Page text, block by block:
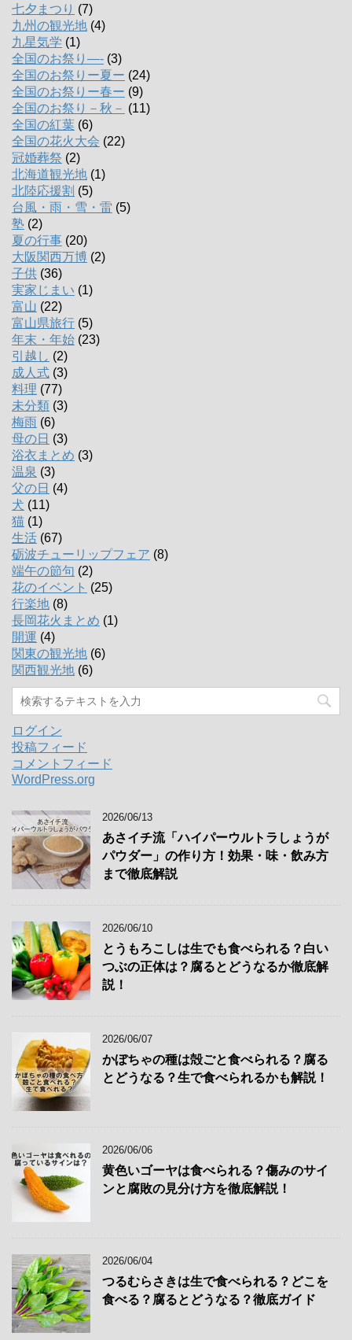
七夕まつり (7)
九州の観光地 (4)
九星気学 (1)
全国のお祭り―- (3)
全国のお祭りー夏ー (24)
全国のお祭りー春ー (9)
全国のお祭り－秋－ (11)
全国の紅葉 (6)
全国の花火大会 (22)
冠婚葬祭 (2)
北海道観光地 (1)
北陸応援割 (5)
台風・雨・雪・雷 (5)
塾 (2)
夏の行事 (20)
大阪関西万博 (2)
子供 (36)
実家じまい (1)
富山 (22)
富山県旅行 (5)
年末・年始 (23)
引越し (2)
成人式 (3)
料理 (77)
未分類 (3)
梅雨 (6)
母の日 (3)
浴衣まとめ (3)
温泉 (3)
父の日 (4)
犬 (11)
猫 (1)
生活 (67)
砺波チューリップフェア (8)
端午の節句 (2)
花のイベント (25)
行楽地 (8)
長岡花火まとめ (1)
開運 (4)
関東の観光地 (6)
関西観光地 (6)
ログイン
投稿フィード
コメントフィード
WordPress.org
2026/06/13
あさイチ流「ハイパーウルトラしょうが
パウダー」の作り方！効果・味・飲み方
まで徹底解説
2026/06/10
とうもろこしは生でも食べられる？白い
つぶの正体は？腐るとどうなるか徹底解
説！
2026/06/07
かぼちゃの種は殻ごと食べられる？腐る
とどうなる？生で食べられるかも解説！
2026/06/06
黄色いゴーヤは食べられる？傷みのサイ
ンと腐敗の見分け方を徹底解説！
2026/06/04
つるむらさきは生で食べられる？どこを
食べる？腐るとどうなる？徹底ガイド